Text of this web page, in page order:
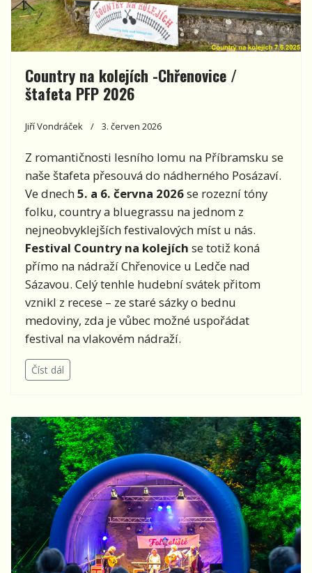
Country na kolejích -Chřenovice /
štafeta PFP 2026
Jiří Vondráček 3. červen 2026
Z romantičnosti lesního lomu na Příbramsku se
naše štafeta přesouvá do nádherného Posázaví.
Ve dnech5. a 6. června 2026se rozezní tóny
folku, country a bluegrassu na jednom z
nejneobvyklejších festivalových míst u nás.
Festival Country na kolejích se totiž koná
přímo na nádraží Chřenovice u Ledče nad
Sázavou. Celý tenhle hudební svátek přitom
vznikl z recese – ze staré sázky o bednu
medoviny, zda je vůbec možné uspořádat
festival na vlakovém nádraží.
Číst dál